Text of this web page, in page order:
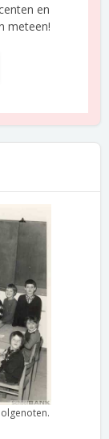
en
meteen!